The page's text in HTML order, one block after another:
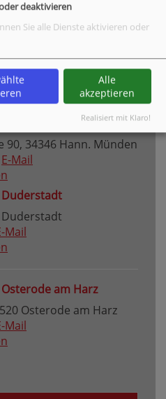
Göttingen
34346 Hann. Münden
E-Mail
Duderstadt
Mail
am Harz
Osterode am Harz
Mail
deaktivieren
Sie alle Dienste aktivieren oder
Alle
akzeptieren
Realisiert mit Klaro!